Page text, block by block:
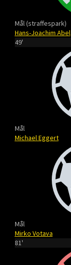
Mål (straffespark)
Hans-Joachim Abel
49'
Mål
Michael Eggert
Mål
Mirko Votava
81'